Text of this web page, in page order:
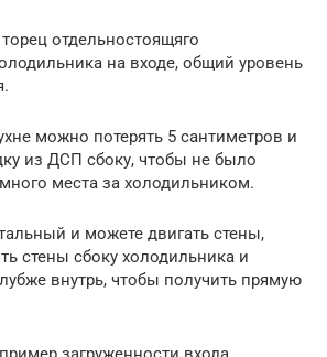
отдельностоящяго
на входе, общий уровень
можно потерять 5 сантиметров и
из ДСП сбоку, чтобы не было
места за холодильником.
и можете двигать стены,
стены сбоку холодильника и
внутрь, чтобы получить прямую